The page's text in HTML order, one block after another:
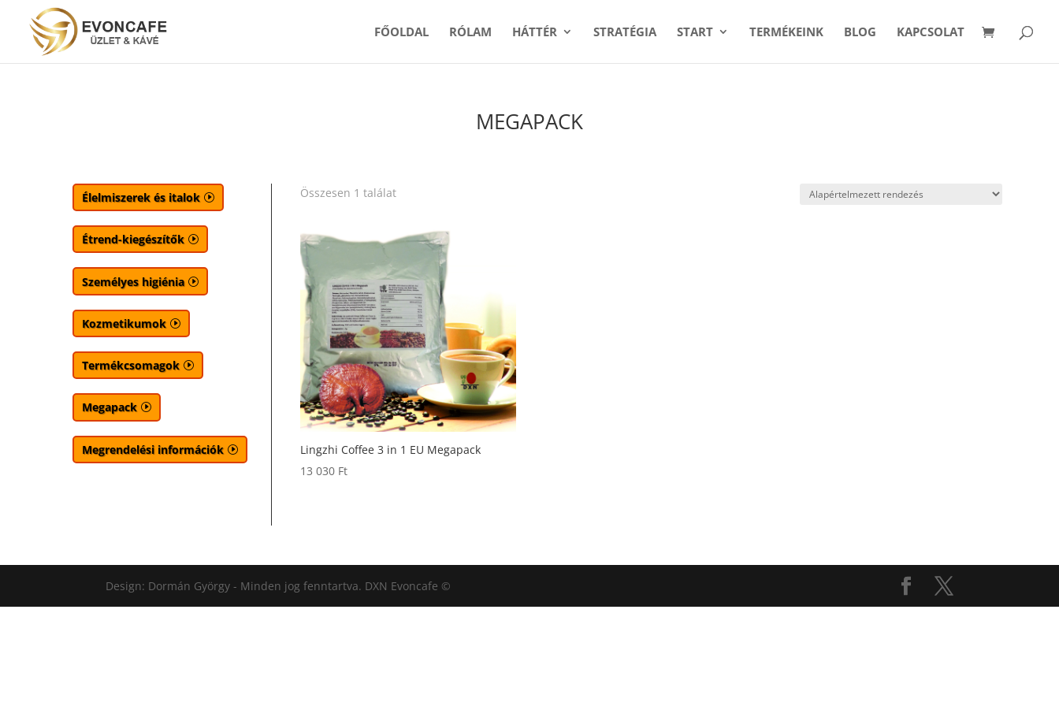
FŐOLDAL RÓLAM HÁTTÉR STRATÉGIA START TERMÉKEINK BLOG KAPCSOLAT
MEGAPACK
Élelmiszerek és italok
Étrend-kiegészítők
Személyes higiénia
Kozmetikumok
Termékcsomagok
Megapack
Megrendelési információk
Összesen 1 találat
Lingzhi Coffee 3 in 1 EU Megapack
13 030 Ft
Design: Dormán György - Minden jog fenntartva. DXN Evoncafe ©